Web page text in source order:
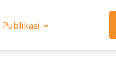
Publikasi